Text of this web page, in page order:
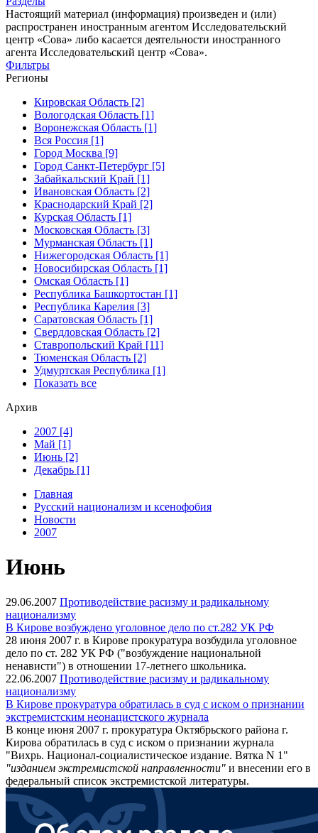
Настоящий материал (информация) произведен и (или)
распространен иностранным агентом Исследовательский
центр «Сова» либо касается деятельности иностранного
агента Исследовательский центр «Сова».
Фильтры
Регионы
Кировская Область [2]
Вологодская Область [1]
Воронежская Область [1]
Вся Россия [1]
Город Москва [9]
Город Санкт-Петербург [5]
Забайкальский Край [1]
Ивановская Область [2]
Краснодарский Край [2]
Курская Область [1]
Московская Область [3]
Мурманская Область [1]
Нижегородская Область [1]
Новосибирская Область [1]
Омская Область [1]
Республика Башкортостан [1]
Республика Карелия [3]
Саратовская Область [1]
Свердловская Область [2]
Ставропольский Край [11]
Тюменская Область [2]
Удмуртская Республика [1]
Показать все
Архив
2007 [4]
Май [1]
Июнь [2]
Декабрь [1]
Главная
Русский национализм и ксенофобия
Новости
2007
Июнь
29.06.2007 Противодействие расизму и радикальному
национализму
В Кирове возбуждено уголовное дело по ст.282 УК РФ
28 июня 2007 г. в Кирове прокуратура возбудила уголовное
дело по ст. 282 УК РФ ("возбуждение национальной
ненависти") в отношении 17-летнего школьника.
22.06.2007 Противодействие расизму и радикальному
национализму
В Кирове прокуратура обратилась в суд с иском о признании
экстремистским неонацистского журнала
В конце июня 2007 г. прокуратура Октябрьского района г.
Кирова обратилась в суд с иском о признании журнала
"Вихрь. Национал-социалистическое издание. Вятка N 1"
"изданием экстремистской направленности" и внесении его в
федеральный список экстремистской литературы.